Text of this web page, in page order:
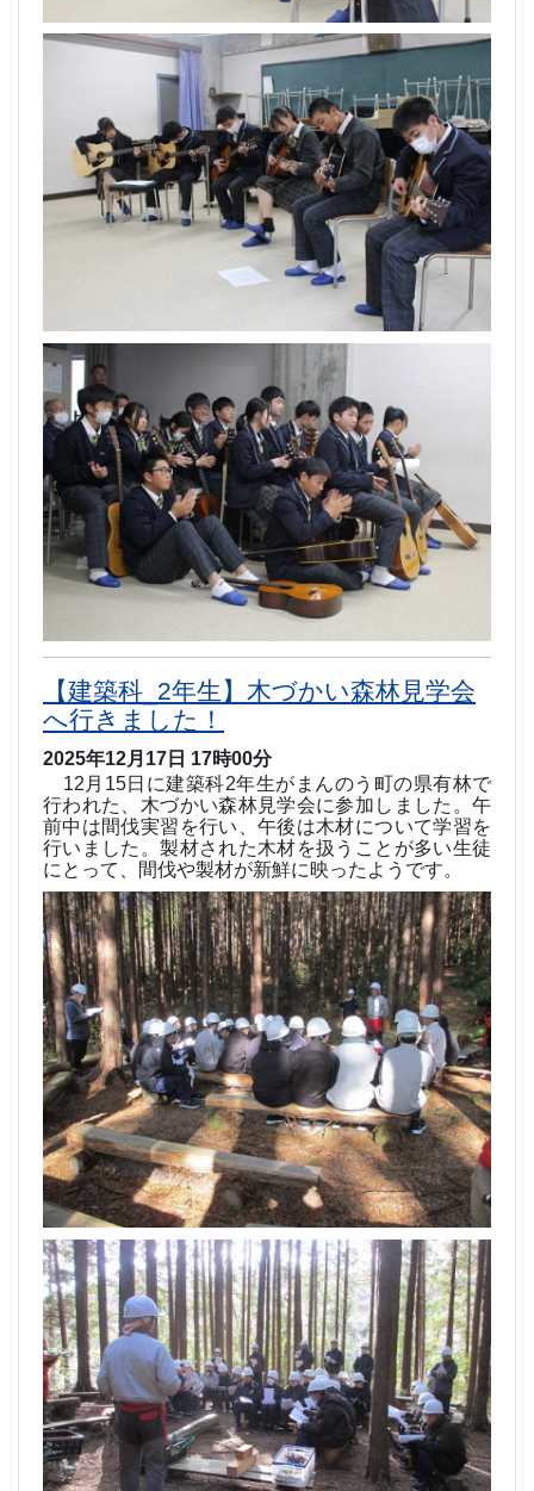
【建築科_2年生】木づかい森林見学会
へ行きました！
2025年12月17日 17時00分
12 月 15日に建築科2年生がまんのう町の県有林で
行われた、木づかい森林見学会に参加しました。午
前中は間伐実習を行い、午後は木材について学習を
行いました。製材された木材を扱うことが多い生徒
にとって、間伐や製材が新鮮に映ったようです。